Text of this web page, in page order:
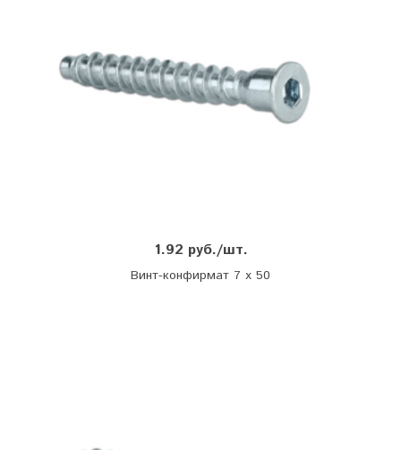
1.92 руб./шт.
Винт-конфирмат 7 х 50